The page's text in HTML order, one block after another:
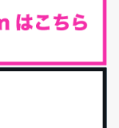
いるんだけど確か
るさと納税」の返